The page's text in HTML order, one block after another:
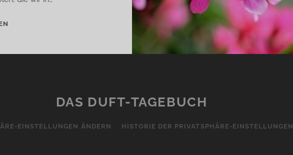
&
DAS DUFT-TAGEBUCH
EINSTELLUNGEN ÄNDERN HISTORIE DER PRIVATSPHÄRE-EINSTELLUNGEN